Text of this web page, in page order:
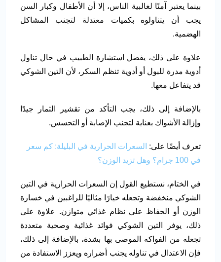
بينما يعتبر آمنًا لغالبية الناس، إلا أن الأطفال وكبار السن
يجب أن يتناولوه بكميات معتدلة لتجنب المشاكل
الهضمية.
علاوة على ذلك، يفضل استشارة الطبيب في حال تناول
أدوية مدرة للبول أو أدوية تنظم السكر، لأن التين الشوكي
قد يتفاعل معها.
بالإضافة إلى ذلك، يجب التأكد من تقشير الثمار جيدًا
وإزالة الأشواك بعناية لتجنب الإصابة أو التحسس.
تعرف أيضًا على: السعرات الحرارية في البليلة: كم سعر
في 100 جرام؟ وهل تزيد الوزن؟
في الختام، نستطيع القول إن السعرات الحرارية في التين
الشوكي منخفضة وتجعله خيارًا مثاليًا للراغبين في خسارة
الوزن أو الحفاظ على نظام غذائي متوازن. علاوة على
ذلك، يوفر التين الشوكي فوائد غذائية وصحية متعددة
تجعله من الفواكه الموصى بها بشدة، بالإضافة إلى ذلك،
فإن الاعتدال في تناوله يجنب أضراره ويعزز الاستفادة من